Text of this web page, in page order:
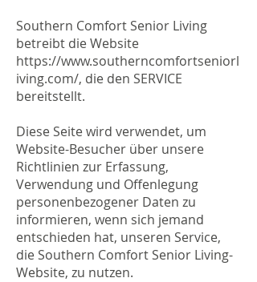
Southern Comfort Senior Living
betreibt die Website
https://www.southerncomfortseniorl
iving.com/, die den SERVICE
bereitstellt.
Diese Seite wird verwendet, um
Website-Besucher über unsere
Richtlinien zur Erfassung,
Verwendung und Offenlegung
personenbezogener Daten zu
informieren, wenn sich jemand
entschieden hat, unseren Service,
die Southern Comfort Senior Living-
Website, zu nutzen.